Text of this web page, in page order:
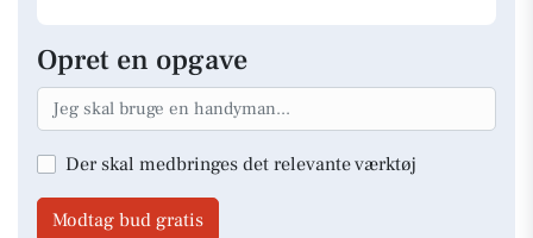
Opret en opgave
Der skal medbringes det relevante værktøj
Modtag bud gratis